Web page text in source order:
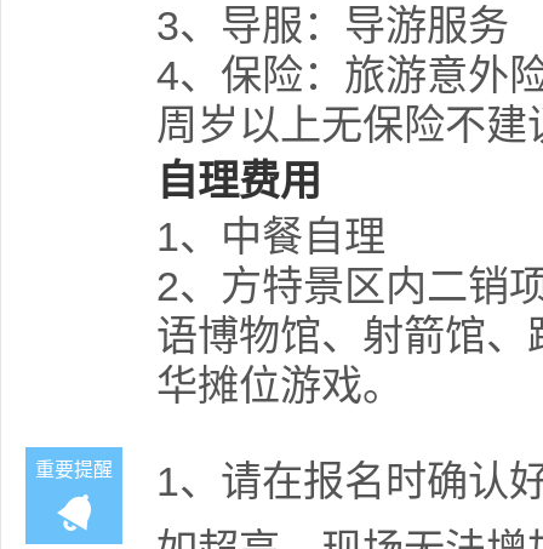
3、导服：导游服务
4、保险：旅游意外
周岁以上无保险不建
自理费用
1、中餐自理
2、方特景区内二销
语博物馆、射箭馆
华摊位游戏。
重要提醒
1、请在报名时确认